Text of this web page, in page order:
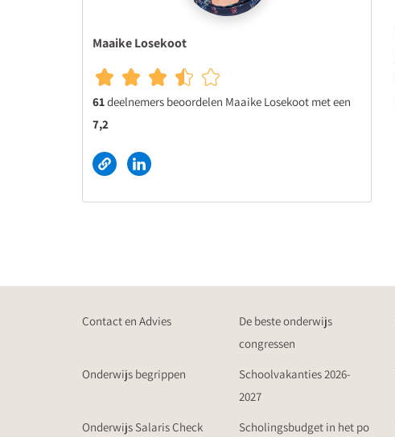
Maaike Losekoot
61deelnemers beoordelen Maaike Losekoot met een
7,2
Contact en Advies
De beste onderwijs
congressen
Onderwijs begrippen
Schoolvakanties 2026-
2027
Onderwijs Salaris Check Scholingsbudget in het po